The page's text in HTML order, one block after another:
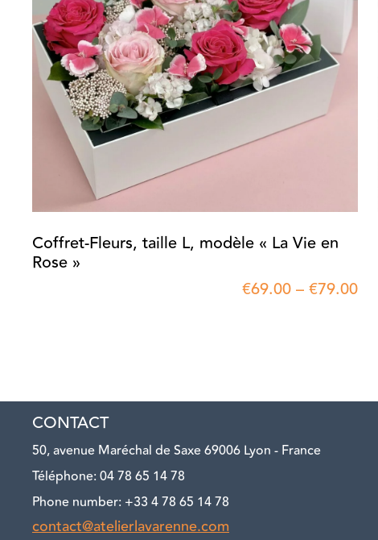
Coffret-Fleurs, taille L, modèle « La Vie en
Rose »
€69.00–€79.00
CONTACT
50, avenue Maréchal de Saxe 69006 Lyon - France
Téléphone: 04 78 65 14 78
Phone number: +33 4 78 65 14 78
contact@atelierlavarenne.com